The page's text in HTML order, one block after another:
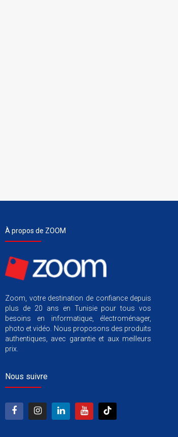
À propos de ZOOM
Zoom, votre destination de confiance depuis
plus de 20 ans en Tunisie pour tous vos
besoins en informatique, électroménager,
photo et vidéo. Nous proposons des produits
authentiques, avec garantie et aux meilleurs
prix.
Nous suivre